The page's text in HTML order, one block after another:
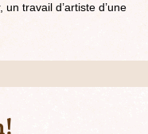
travail d’artiste d’une